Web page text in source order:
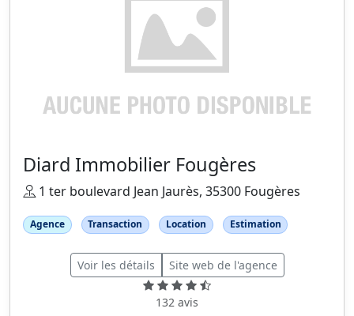
Diard Immobilier Fougères
1 ter boulevard Jean Jaurès, 35300 Fougères
Agence Transaction Location Estimation
Voir les détails Site web de l'agence
132 avis